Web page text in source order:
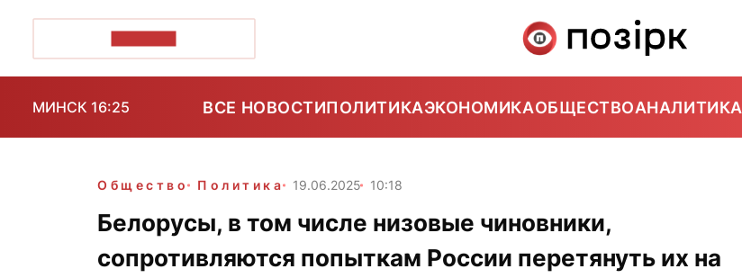
МИНСК 16:25 ВСЕ НОВОСТИПОЛИТИКАЭКОНОМИКАОБЩЕСТВОАНАЛИТИКА
Общество Политика 19.06.2025 10:18
Белорусы, в том числе низовые чиновники,
сопротивляются попыткам России перетянуть их на